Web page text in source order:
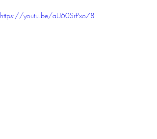
https://youtu.be/aU60SrPxo78